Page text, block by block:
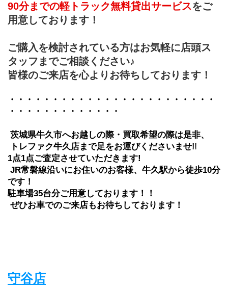
90分までの軽トラック無料貸出サービスをご
用意しております！
ご購入を検討されている方はお気軽に店頭ス
タッフまでご相談ください♪
皆様のご来店を心よりお待ちしております！
・・・・・・・・・・・・・・・・・・・・・・・・
・・・・・・・・・・・・・
茨城県牛久市へお越しの際・買取希望の際は是非、
トレファク牛久店まで足をお運びくださいませ‼
1点1点ご査定させていただきます!
です！
駐車場35台分ご用意しております！！
ぜひお車でのご来店もお待ちしております！
守谷店